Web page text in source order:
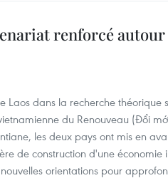
renforcé
Laos dans la recherche théorique
du Renouveau (Đổi
les deux pays ont mis en
de construction d'une économie
orientations pour